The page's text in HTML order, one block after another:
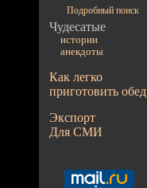
Подробный поиск
Чудесатые
истории
анекдоты
Как легко
приготовить обед
Экспорт
Для СМИ